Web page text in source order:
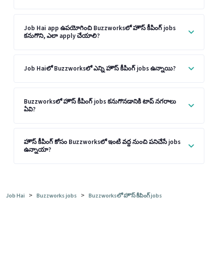
Job Hai app ఉపయోగించి Buzzworksలో హౌస్ కీపింగ్ jobs
కనుగొని, ఎలా apply చేయాలి?
Job Haiలో Buzzworksలో ఎన్ని హౌస్ కీపింగ్ jobs ఉన్నాయి?
Buzzworksలో హౌస్ కీపింగ్ jobs కనుగొనడానికి టాప్ నగరాలు
ఏవి?
హౌస్ కీపింగ్ కోసం Buzzworksలో ఇంటి వద్ద నుంచి పనిచేసే jobs
ఉన్నాయా?
Job Hai > Buzzworks jobs > Buzzworksలో హౌస్ కీపింగ్ jobs